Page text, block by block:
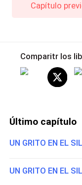
Capítulo
Comparitr los
Último capítulo
UN GRITO EN EL
UN GRITO EN EL